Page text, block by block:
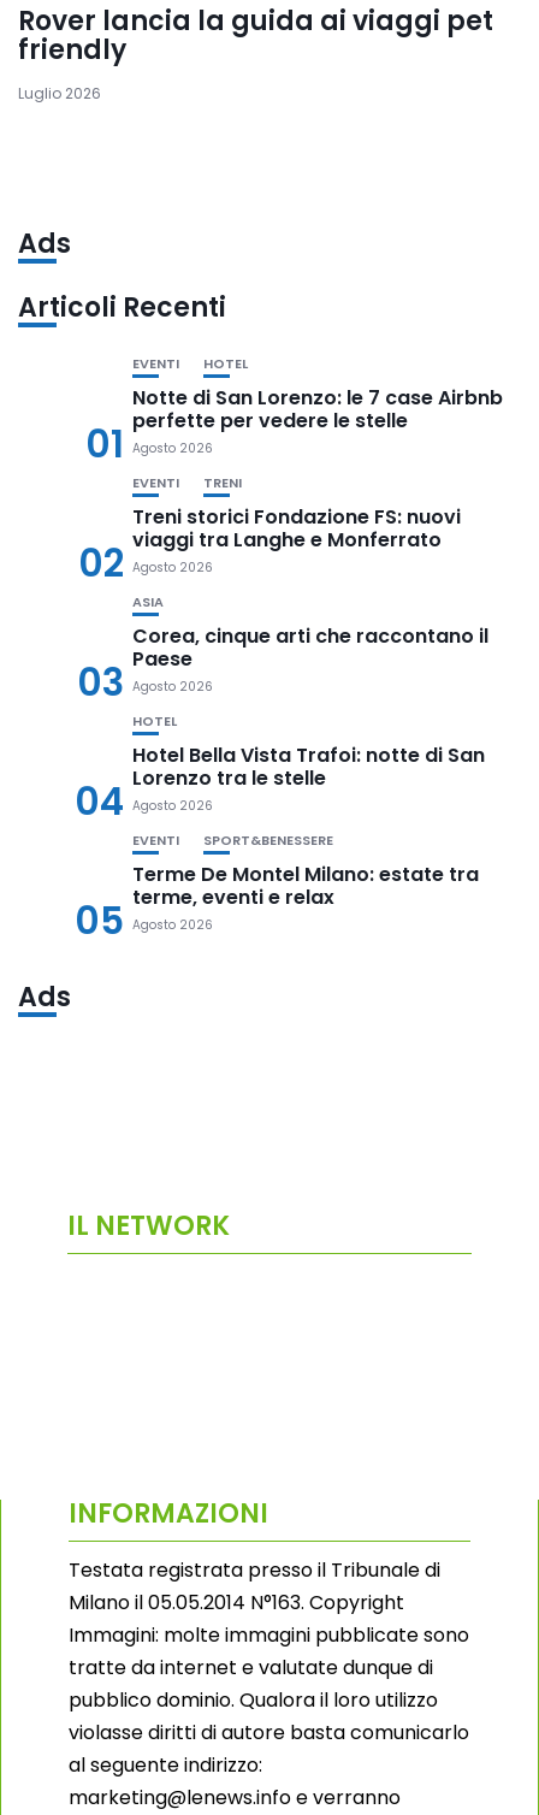
Rover lancia la guida ai viaggi pet
friendly
Luglio 2026
Ads
Articoli Recenti
01
EVENTI HOTEL
Notte di San Lorenzo: le 7 case Airbnb
perfette per vedere le stelle
Agosto 2026
02
EVENTI TRENI
Treni storici Fondazione FS: nuovi
viaggi tra Langhe e Monferrato
Agosto 2026
03
ASIA
Corea, cinque arti che raccontano il
Paese
Agosto 2026
04
HOTEL
Hotel Bella Vista Trafoi: notte di San
Lorenzo tra le stelle
Agosto 2026
05
EVENTI SPORT&BENESSERE
Terme De Montel Milano: estate tra
terme, eventi e relax
Agosto 2026
Ads
IL NETWORK
INFORMAZIONI
Testata registrata presso il Tribunale di
Milano il 05.05.2014 N°163. Copyright
Immagini: molte immagini pubblicate sono
tratte da internet e valutate dunque di
pubblico dominio. Qualora il loro utilizzo
violasse diritti di autore basta comunicarlo
al seguente indirizzo:
marketing@lenews.info e verranno